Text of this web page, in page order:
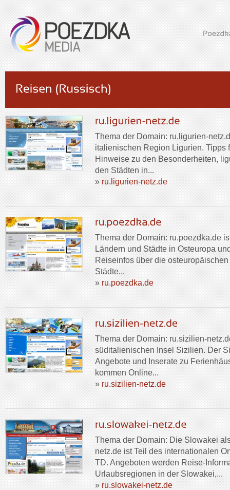
Thema der Domain: ru.ligurien-
italienischen Region Ligurien. Tipps
Hinweise zu den Besonderheiten,
den Städten in...
» ru.ligurien-netz.de
Thema der Domain: ru.poezdka.de
Ländern und Städte in Osteuropa
Reiseinfos über die
Städte...
» ru.poezdka.de
Thema der Domain: ru.sizilien-
süditalienischen Insel Sizilien. Der
Angebote und Inserate zu
kommen Online...
» ru.sizilien-netz.de
Thema der Domain: Die Slowakei
netz.de ist Teil des internationalen
TD. Angeboten werden Reise-
Urlaubsregionen in der Slowakei,...
» ru.slowakei-netz.de